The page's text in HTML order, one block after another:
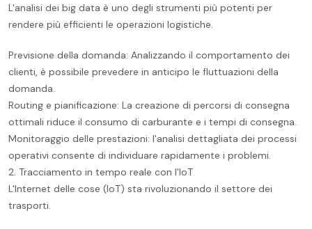
L'analisi dei big data è uno degli strumenti più potenti per
rendere più efficienti le operazioni logistiche.
Previsione della domanda: Analizzando il comportamento dei
clienti, è possibile prevedere in anticipo le fluttuazioni della
domanda.
Routing e pianificazione: La creazione di percorsi di consegna
ottimali riduce il consumo di carburante e i tempi di consegna.
Monitoraggio delle prestazioni: l'analisi dettagliata dei processi
operativi consente di individuare rapidamente i problemi.
2. Tracciamento in tempo reale con l'IoT
L'Internet delle cose (IoT) sta rivoluzionando il settore dei
trasporti.